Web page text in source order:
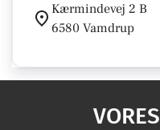
Kærmindevej 2 B
6580 Vamdrup
VORES